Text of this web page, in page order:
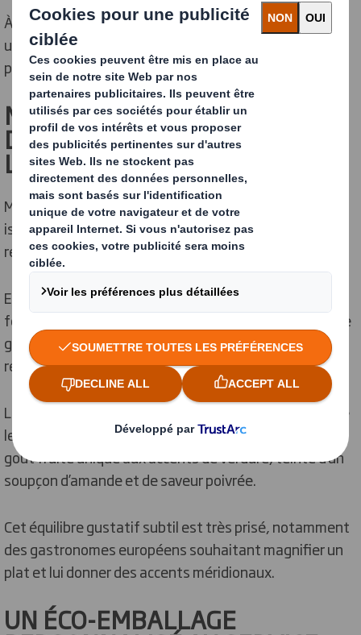
À la fois robuste, soigné et agréable à l’œil, il marque
une nouvelle étape remarquée dans la stratégie de
premiumisation de la marque britannique.
MOROCCO GOLD : UNE HUILE
D’OLIVE ET UN PRODUIT DE
LUXE
Morocco Gold est unehuile d’olive extra et premium
issue d’une culture unique d’olives picholines dans la
région marocaine de Beli-Mellal.
Elle possède des caractéristiques exclusives, dont une
forte concentration en polyphénol. Cela lui confère une
grande stabilité, un goût fruité distinctif et des vertus
reconnues pour la santé et le bien-être.
Les olives sont cueillies très tôt dans la saison, lorsque
le produit est encore jeune. Cela apporte à l’huile un
goût fruité unique aux accents de verdure, teinté d’un
soupçon d’amande et de saveur poivrée.
Cet équilibre gustatif subtil est très prisé, notamment
des gastronomes européens souhaitant magnifier un
plat et lui donner des accents méridionaux.
UN ÉCO-EMBALLAGE